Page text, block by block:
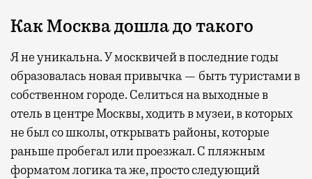
Как Москва дошла до такого
Я не уникальна. У москвичей в последние годы
образовалась новая привычка — быть туристами в
собственном городе. Селиться на выходные в
отель в центре Москвы, ходить в музеи, в которых
не был со школы, открывать районы, которые
раньше пробегал или проезжал. С пляжным
форматом логика та же, просто следующий